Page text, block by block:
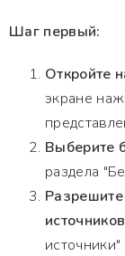
Шаг первый:
Откройте
экране
Выберите
раздела